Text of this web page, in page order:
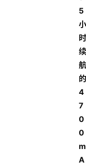
5
小
时
续
航
的
4
7
0
0
m
A